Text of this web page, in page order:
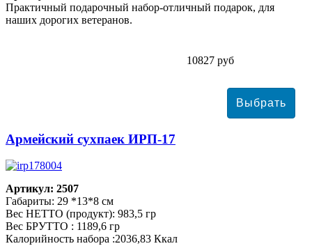
Практичный подарочный набор-отличный подарок, для
наших дорогих ветеранов.
10827 руб
Армейский сухпаек ИРП-17
Артикул: 2507
Габариты: 29 *13*8 см
Вес НЕТТО (продукт): 983,5 гр
Вес БРУТТО : 1189,6 гр
Калорийность набора :2036,83 Ккал